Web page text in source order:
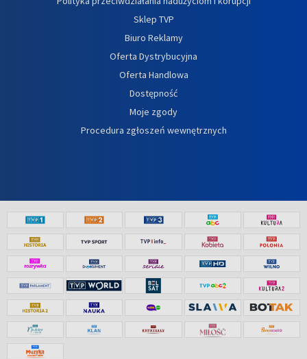
Sklep TVP
Biuro Reklamy
Oferta Dystrybucyjna
Oferta Handlowa
Dostępność
Moje zgody
Procedura zgłoszeń wewnętrznych